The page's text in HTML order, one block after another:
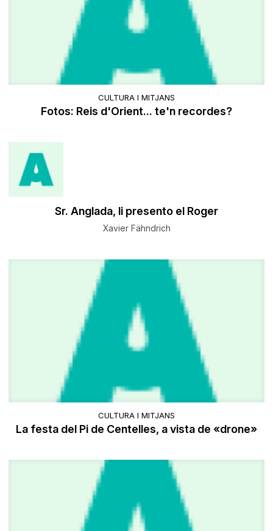
CULTURA I MITJANS
Fotos: Reis d'Orient... te'n recordes?
Sr. Anglada, li presento el Roger
Xavier Fähndrich
CULTURA I MITJANS
La festa del Pi de Centelles, a vista de «drone»